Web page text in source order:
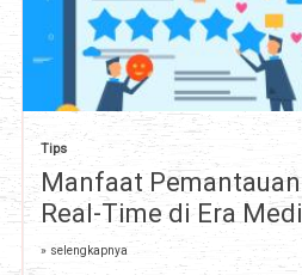
Tips
Manfaat
Real-Time di Era
» selengkapnya